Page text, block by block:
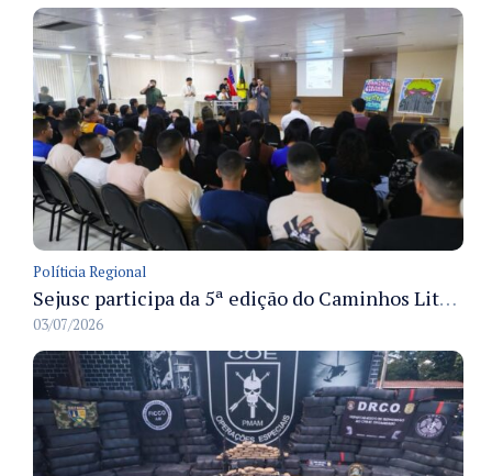
Políticia Regional
Sejusc participa da 5ª edição do Caminhos Literários com foco na cultura hip-hop nas unidades socioeducativas
03/07/2026